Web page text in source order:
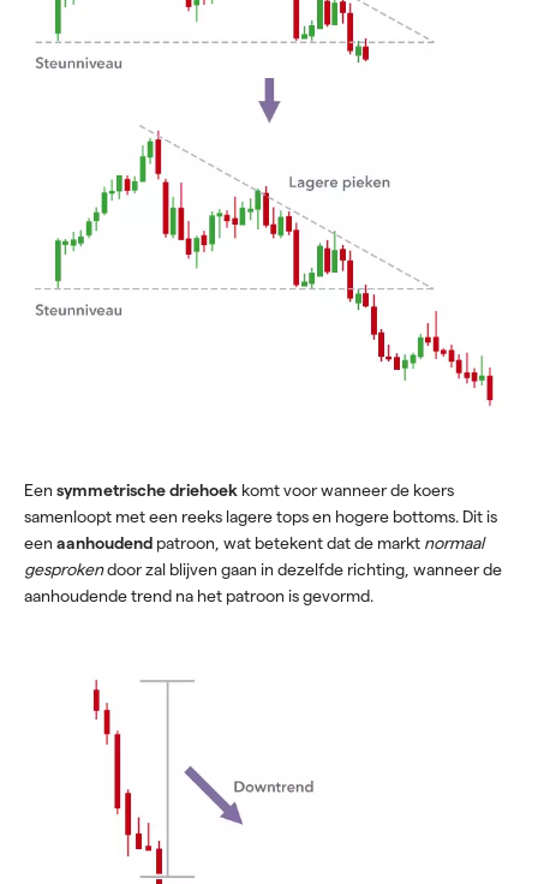
Een symmetrische driehoek komt voor wanneer de koers
samenloopt met een reeks lagere tops en hogere bottoms. Dit is
een aanhoudend patroon, wat betekent dat de markt normaal
gesprokendoor zal blijven gaan in dezelfde richting, wanneer de
aanhoudende trend na het patroon is gevormd.